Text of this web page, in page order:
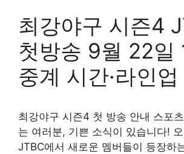
최강야구 시즌4
첫방송 9월 22일
중계 시간·라인업
최강야구 시즌4 첫 방송 안내 스포
는 여러분, 기쁜 소식이 있습니다!
JTBC에서 새로운 멤버들이 등장하